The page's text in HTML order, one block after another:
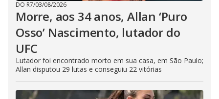
DO R7/03/08/2026
Morre, aos 34 anos, Allan ‘Puro
Osso’ Nascimento, lutador do
UFC
Lutador foi encontrado morto em sua casa, em São Paulo;
Allan disputou 29 lutas e conseguiu 22 vitórias